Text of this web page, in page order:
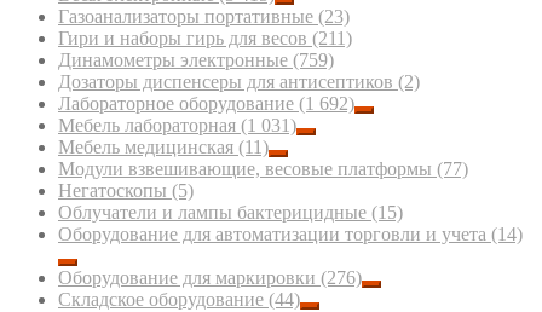
Газоанализаторы портативные (23)
Гири и наборы гирь для весов (211)
Динамометры электронные (759)
Дозаторы диспенсеры для антисептиков (2)
Лабораторное оборудование (1 692)
Мебель лабораторная (1 031)
Мебель медицинская (11)
Модули взвешивающие, весовые платформы (77)
Негатоскопы (5)
Облучатели и лампы бактерицидные (15)
Оборудование для автоматизации торговли и учета (14)
Оборудование для маркировки (276)
Складское оборудование (44)